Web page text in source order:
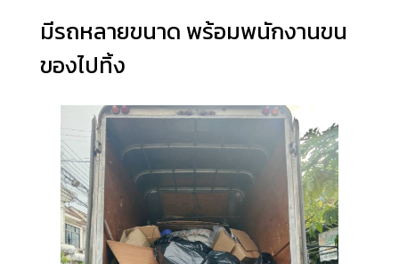
มีรถหลายขนาด พร้อมพนักงานขน
ของไปทิ้ง